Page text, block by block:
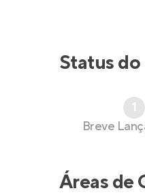
Status do
1
Breve
Áreas de